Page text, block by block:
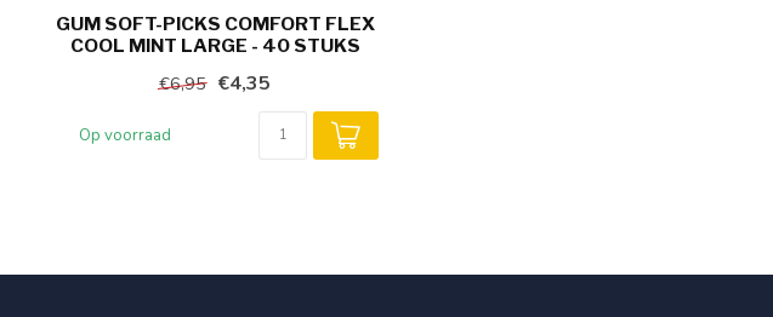
GUM SOFT-PICKS COMFORT FLEX
COOL MINT LARGE - 40 STUKS
€6,95 €4,35
Op voorraad